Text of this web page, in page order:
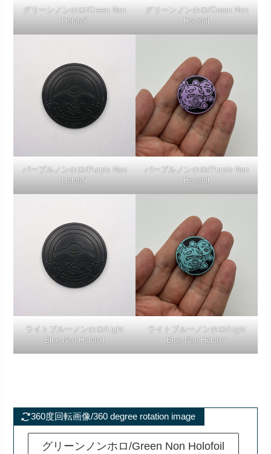
グリーンノンホロ/Green Non
Holofoil
グリーンノンホロ/Green Non
Holofoil
パープルノンホロ/Purple Non
Holofoil
パープルノンホロ/Purple Non
Holofoil
ライトブルーノンホロ/Light
Blue Non Holofoil
ライトブルーノンホロ/Light
Blue Non Holofoil
360度回転画像/360 degree rotation image
グリーンノンホロ/Green Non Holofoil